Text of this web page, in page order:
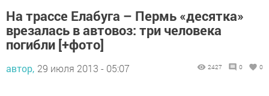
На трассе Елабуга – Пермь «десятка»
врезалась в автовоз: три человека
погибли [+фото]
автор, 29 июля 2013 - 05:07 2427 0 0